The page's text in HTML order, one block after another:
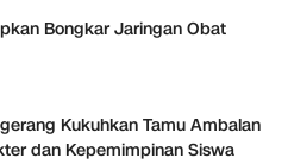
Bongkar Jaringan Obat
Kukuhkan Tamu Ambalan
dan Kepemimpinan Siswa